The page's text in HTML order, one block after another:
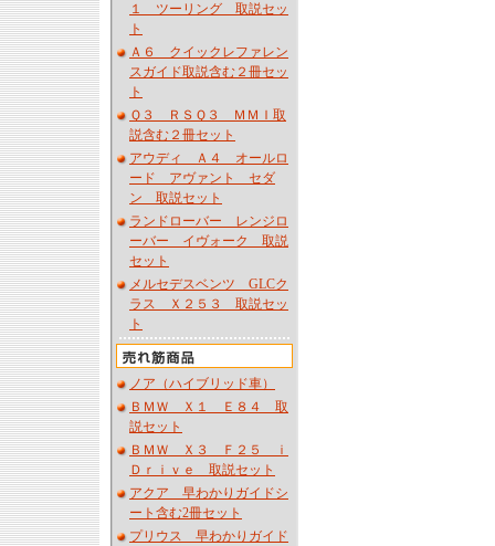
１ ツーリング 取説セッ
ト
Ａ６ クイックレファレン
スガイド取説含む２冊セッ
ト
Ｑ３ ＲＳＱ３ ＭＭＩ取
説含む２冊セット
アウディ Ａ４ オールロ
ード アヴァント セダ
ン 取説セット
ランドローバー レンジロ
ーバー イヴォーク 取説
セット
メルセデスベンツ GLCク
ラス Ｘ２５３ 取説セッ
ト
ノア（ハイブリッド車）
ＢＭＷ Ｘ１ Ｅ８４ 取
説セット
ＢＭＷ Ｘ３ Ｆ２５ ｉ
Ｄｒｉｖｅ 取説セット
アクア 早わかりガイドシ
ート含む2冊セット
プリウス 早わかりガイド